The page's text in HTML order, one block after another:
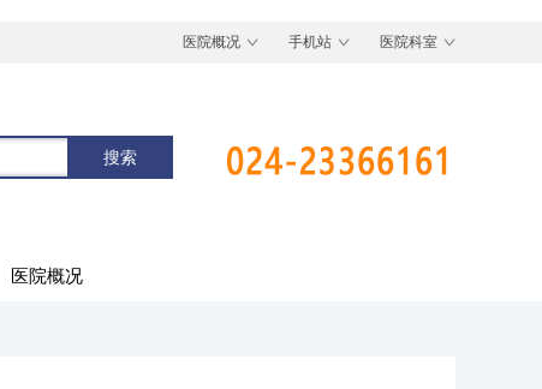
医院概况 手机站 医院科室
医院概况